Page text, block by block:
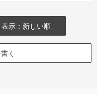
表示：新しい順
く